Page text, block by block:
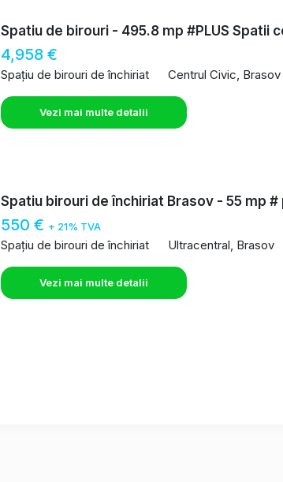
Spatiu de birouri - 495.8 mp #PLUS Spatii
4,958 €
Spațiu de birouri de închiriat Centrul Civic, Brasov
Vezi mai multe detalii
Spatiu birouri de închiriat Brasov - 55 mp
550 € + 21% TVA
Spațiu de birouri de închiriat Ultracentral, Brasov
Vezi mai multe detalii